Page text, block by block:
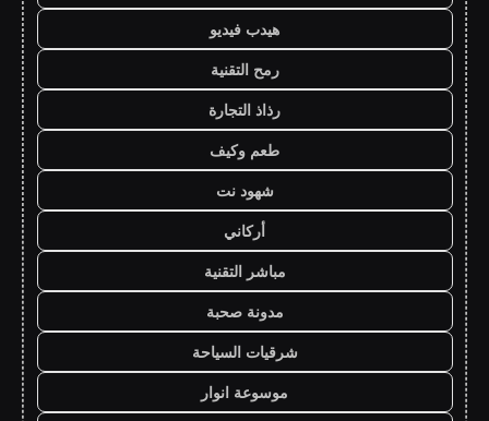
هيدب فيديو
رمح التقنية
رذاذ التجارة
طعم وكيف
شهود نت
أركاني
مباشر التقنية
مدونة صحبة
شرقيات السياحة
موسوعة انوار